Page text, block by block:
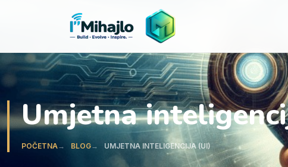
I'Mihajlo
Umjetna
POČETNA BLOG UMJETNA INTELIGENCIJA (UI)